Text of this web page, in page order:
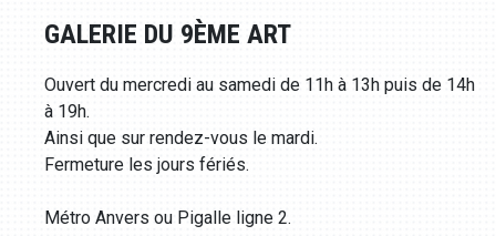
GALERIE DU 9ÈME ART
Ouvert du mercredi au samedi de 11h à 13h puis de 14h
à 19h.
Ainsi que sur rendez-vous le mardi.
Fermeture les jours fériés.
Métro Anvers ou Pigalle ligne 2.